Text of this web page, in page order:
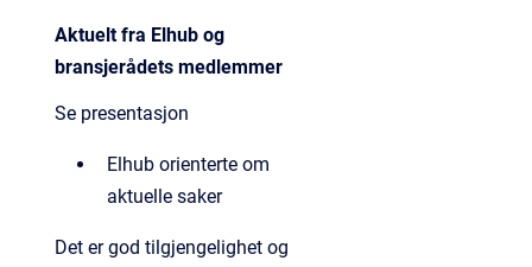
Aktuelt​ fra Elhub og
bransjerådets medlemmer​
Se presentasjon
Elhub orienterte om
aktuelle saker
Det er god tilgjengelighet og